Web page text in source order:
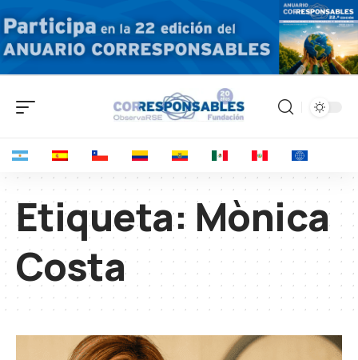
Etiqueta: Mònica
Costa